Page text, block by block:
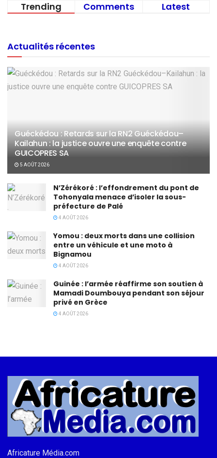
Trending Comments Latest
Actualités récentes
Guéckédou : Retards sur la RN2 Guéckédou–
Kailahun : la justice ouvre une enquête contre
GUICOPRES SA
5 AOÛT 2026
N’Zérékoré : l’effondrement du pont de
Tohonyala menace d’isoler la sous-
préfecture de Palé
4 AOÛT 2026
Yomou : deux morts dans une collision
entre un véhicule et une moto à
Bignamou
4 AOÛT 2026
Guinée : l’armée réaffirme son soutien à
Mamadi Doumbouya pendant son séjour
privé en Grèce
4 AOÛT 2026
Africature Média.com